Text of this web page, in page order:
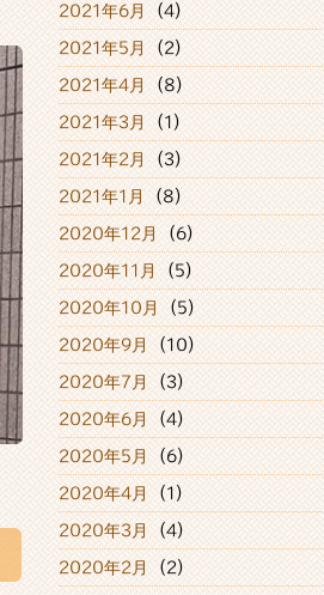
2021年6月 (4)
2021年5月 (2)
2021年4月 (8)
2021年3月 (1)
2021年2月 (3)
2021年1月 (8)
2020年12月 (6)
2020年11月 (5)
2020年10月 (5)
2020年9月 (10)
2020年7月 (3)
2020年6月 (4)
2020年5月 (6)
2020年4月 (1)
2020年3月 (4)
2020年2月 (2)